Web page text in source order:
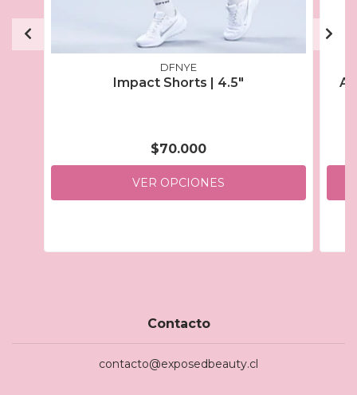
DFNYE
Impact Shorts | 4.5"
$70.000
VER OPCIONES
Contacto
contacto@exposedbeauty.cl